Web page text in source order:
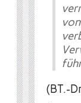
(BT.-